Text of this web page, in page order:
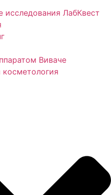
исследования ЛабКвест
Виваче
косметология